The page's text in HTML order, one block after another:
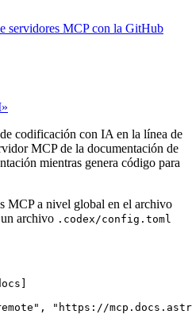
servidores MCP con la GitHub
codificación con IA en la línea de
MCP de la documentación de
mientras genera código para
MCP a nivel global en el archivo
archivo .codex/config.toml
" , " https://